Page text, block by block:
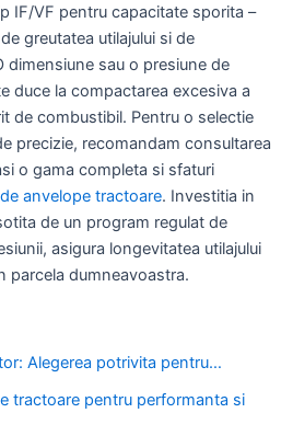
IF/VF pentru capacitate sporita –
greutatea utilajului si de
dimensiune sau o presiune de
duce la compactarea excesiva a
de combustibil. Pentru o selectie
precizie, recomandam consultarea
o gama completa si sfaturi
anvelope tractoare. Investitia in
de un program regulat de
asigura longevitatea utilajului
parcela dumneavoastra.
Alegerea potrivita pentru…
tractoare pentru performanta si